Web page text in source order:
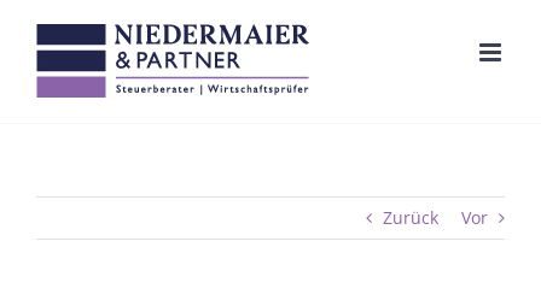
Inhalt
springen
Zurück Vor